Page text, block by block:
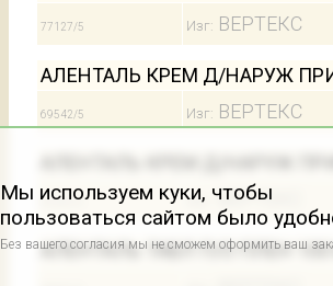
77127/5 Изг: ВЕРТЕКС
АЛЕНТАЛЬ КРЕМ Д/НАРУЖ
69542/5 Изг: ВЕРТЕКС
АЛЕНТАЛЬ КРЕМ Д/НАРУЖ
65455/5 Изг: ВЕРТЕКС
АЛЕНТАЛЬ ТАБЛ П/О ПЛЕН 100
Мы используем куки, чтобы
пользоваться сайтом было
Без вашего согласия мы не сможем оформить ваш